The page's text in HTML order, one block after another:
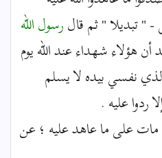
تبديلا " ثم قالرسول الله
هؤلاء شهداء عند الله يوم
نفسي بيده لا يسلم
ردوا عليه .
على ما عاهد عليه ؛ عن